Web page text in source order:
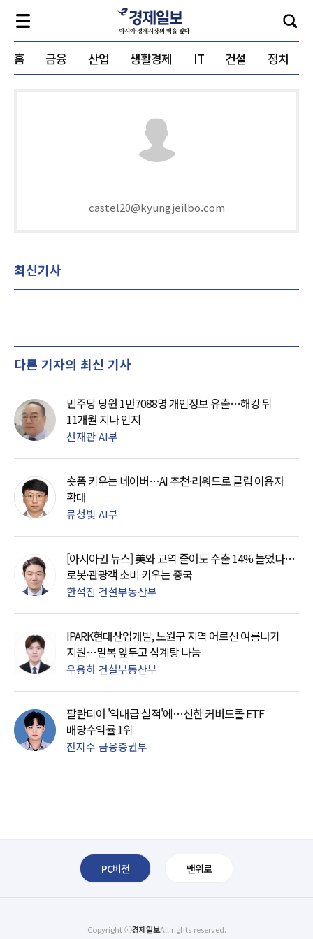
홈 금융 산업 생활경제 IT 건설 정치
castel20@kyungjeilbo.com
최신기사
다른 기자의 최신 기사
민주당 당원 1만7088명 개인정보 유출…해킹 뒤
11개월 지나 인지
선재관 AI부
숏폼 키우는 네이버…AI 추천·리워드로 클립 이용자
확대
류청빛 AI부
[아시아권 뉴스] 美와 교역 줄어도 수출 14% 늘었다…
로봇·관광객 소비 키우는 중국
한석진 건설부동산부
IPARK현대산업개발, 노원구 지역 어르신 여름나기
지원…말복 앞두고 삼계탕 나눔
우용하 건설부동산부
팔란티어 '역대급 실적'에…신한 커버드콜 ETF
배당수익률 1위
전지수 금융증권부
PC버전 맨위로
Copyright ⓒ경제일보All rights reserved.